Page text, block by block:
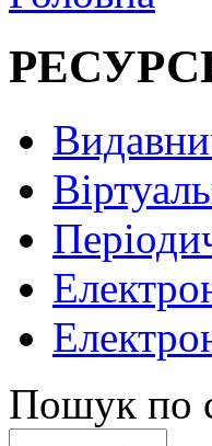
Пошук по